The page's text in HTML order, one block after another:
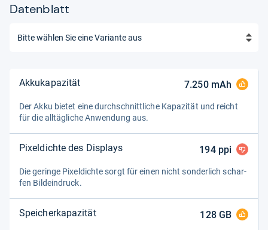
Datenblatt
Akkukapazität 7.250mAh
Der Akku bie­tet eine durch­schnitt­li­che Kapa­zi­tät und reicht
für die all­täg­li­che Anwen­dung aus.
Pixeldichte des Displays 194ppi
Die geringe Pixel­dichte sorgt für einen nicht son­der­lich schar­
fen Bild­ein­druck.
Speicherkapazität 128GB